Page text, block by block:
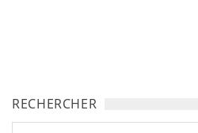
RECHERCHER